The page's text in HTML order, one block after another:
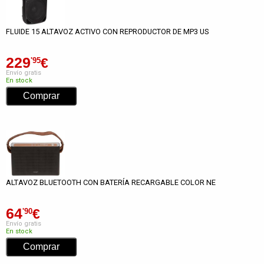
FLUIDE 15 ALTAVOZ ACTIVO CON REPRODUCTOR DE MP3 US
229'95€
Envío gratis
En stock
ALTAVOZ BLUETOOTH CON BATERÍA RECARGABLE COLOR NE
64'90€
Envío gratis
En stock